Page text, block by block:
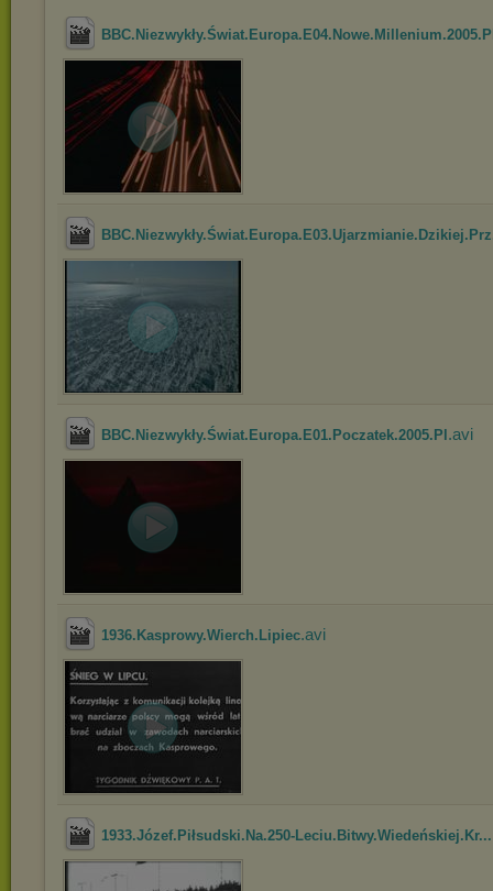
BBC.Niezwykły.Świat.Europa.E01.Poczatek.2005.Pl .avi
1936.Kasprowy.Wierch.Lipiec.avi
1933.Józef.Piłsudski.Na.250-Leciu.Bitwy.Wiedeńskiej.Kr...